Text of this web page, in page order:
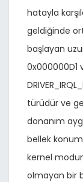
hatayla
geldiğinde
başlayan
0x000000D1
türüdür ve
donanım
bellek
kernel
olmayan bir